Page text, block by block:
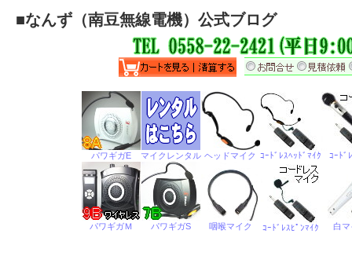
■なんず（南豆無線電機）公式ブログ